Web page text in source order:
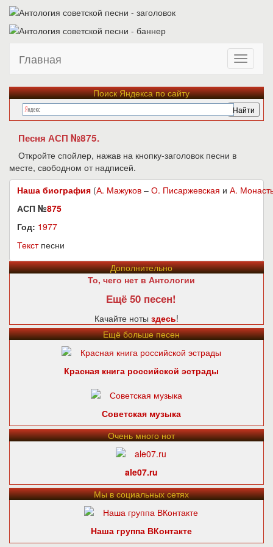
Главная
Поиск Яндекса по сайту
Песня АСП №875.
Откройте спойлер, нажав на кнопку-заголовок песни в
месте, свободном от надписей.
Наша биография (А. Мажуков – О. Писаржевская и А.
АСП №875
Год: 1977
Текстпесни
Дополнительно
То, чего нет в Антологии
Ещё 50 песен!
Качайте ноты здесь!
Ещё больше песен
Красная книга российской эстрады
Советская музыка
Очень много нот
ale07.ru
Мы в социальных сетях
Наша группа ВКонтакте